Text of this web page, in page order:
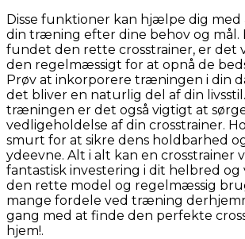
Disse funktioner kan hjælpe dig
din træning efter dine behov og mål.
fundet den rette crosstrainer, er det
den regelmæssigt for at opnå de
Prøv at inkorporere træningen i din
det bliver en naturlig del af din
træningen er det også vigtigt at
vedligeholdelse af din crosstrainer.
smurt for at sikre dens holdbarhed
ydeevne. Alt i alt kan en crosstrainer
fantastisk investering i dit helbred og
den rette model og regelmæssig
mange fordele ved træning
gang med at finde den perfekte
hjem!.